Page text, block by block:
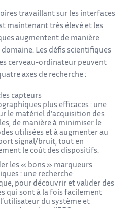
travaillant sur les interfaces
maintenant très élevé et les
augmentent de manière
Les défis scientifiques
cerveau-ordinateur peuvent
axes de recherche :
capteurs
plus efficaces : une
le matériel d’acquisition des
de manière à minimiser le
utilisées et à augmenter au
signal/bruit, tout en
le coût des dispositifs.
les « bons » marqueurs
: une recherche
pour découvrir et valider des
qui sont à la fois facilement
du système et